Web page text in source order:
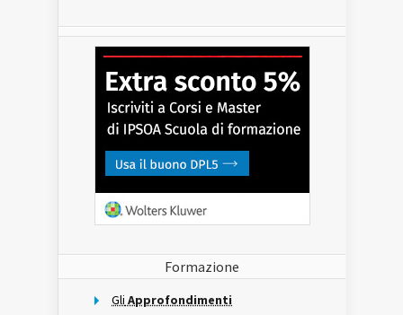
Formazione
Gli Approfondimenti